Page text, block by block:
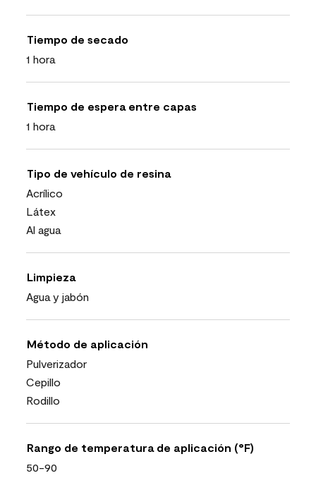
Tiempo de secado
1 hora
Tiempo de espera entre capas
1 hora
Tipo de vehículo de resina
Acrílico
Látex
Al agua
Limpieza
Agua y jabón
Método de aplicación
Pulverizador
Cepillo
Rodillo
Rango de temperatura de aplicación (°F)
50-90